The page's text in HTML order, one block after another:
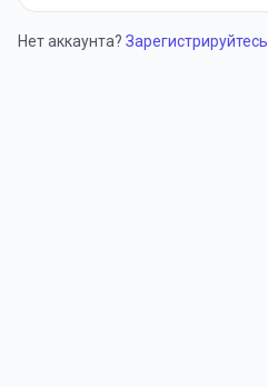
Нет аккаунта? Зарегистрируйтесь